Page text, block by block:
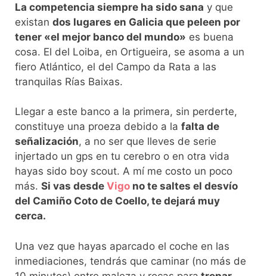
La competencia siempre ha sido sana y que
existan dos lugares en Galicia que peleen por
tener «el mejor banco del mundo» es buena
cosa. El del Loiba, en Ortigueira, se asoma a un
fiero Atlántico, el del Campo da Rata a las
tranquilas Rías Baixas.
Llegar a este banco a la primera, sin perderte,
constituye una proeza debido a la falta de
señalización, a no ser que lleves de serie
injertado un gps en tu cerebro o en otra vida
hayas sido boy scout. A mí me costo un poco
más. Si vas desde Vigo no te saltes el desvío
del Camiño Coto de Coello, te dejará muy
cerca.
Una vez que hayas aparcado el coche en las
inmediaciones, tendrás que caminar (no más de